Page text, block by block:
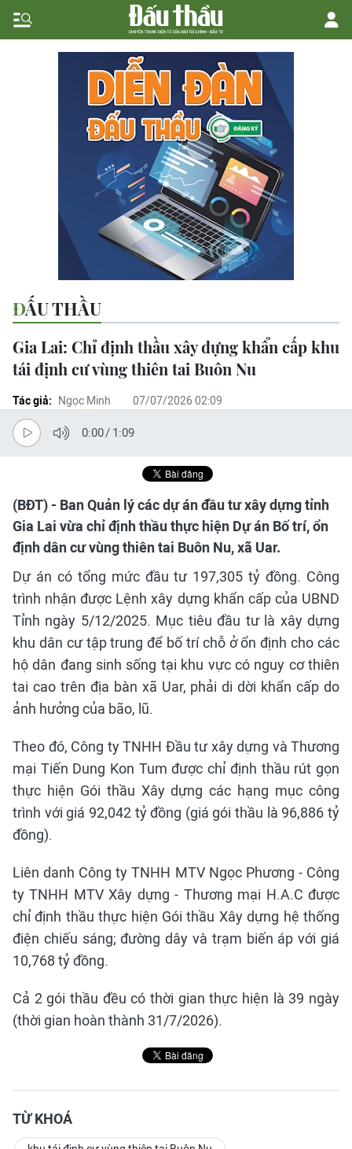
ĐẤU THẦU
Gia Lai: Chỉ định thầu xây dựng khẩn cấp khu
tái định cư vùng thiên tai Buôn Nu
Tác giả: Ngọc Minh 07/07/2026 02:09
0:00/ 1:09
(BĐT) - Ban Quản lý các dự án đầu tư xây dựng tỉnh
Gia Lai vừa chỉ định thầu thực hiện Dự án Bố trí, ổn
định dân cư vùng thiên tai Buôn Nu, xã Uar.
Dự án có tổng mức đầu tư 197,305 tỷ đồng. Công
trình nhận được Lệnh xây dựng khẩn cấp của UBND
Tỉnh ngày 5/12/2025. Mục tiêu đầu tư là xây dựng
khu dân cư tập trung để bố trí chỗ ở ổn định cho các
hộ dân đang sinh sống tại khu vực có nguy cơ thiên
tai cao trên địa bàn xã Uar, phải di dời khẩn cấp do
ảnh hưởng của bão, lũ.
Theo đó, Công ty TNHH Đầu tư xây dựng và Thương
mại Tiến Dung Kon Tum được chỉ định thầu rút gọn
thực hiện Gói thầu Xây dựng các hạng mục công
trình với giá 92,042 tỷ đồng (giá gói thầu là 96,886 tỷ
đồng).
Liên danh Công ty TNHH MTV Ngọc Phương - Công
ty TNHH MTV Xây dựng - Thương mại H.A.C được
chỉ định thầu thực hiện Gói thầu Xây dựng hệ thống
điện chiếu sáng; đường dây và trạm biến áp với giá
10,768 tỷ đồng.
Cả 2 gói thầu đều có thời gian thực hiện là 39 ngày
(thời gian hoàn thành 31/7/2026).
TỪ KHOÁ